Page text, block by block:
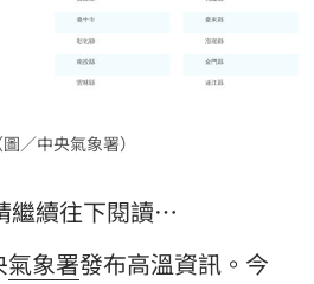
／中央氣象署）
繼續往下閱讀…
氣象署發布高溫資訊。今